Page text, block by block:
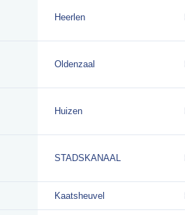
Heerlen
Oldenzaal
Huizen
STADSKANAAL
Kaatsheuvel